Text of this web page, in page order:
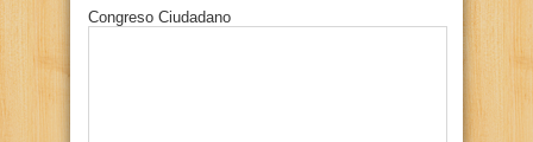
Congreso Ciudadano